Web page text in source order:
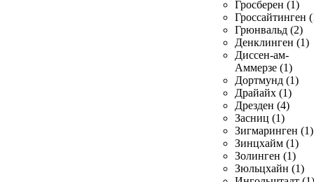
Гросберен (1)
Гроссайтинген
Грюнвальд (2)
Денклинген (1)
Диссен-ам-
Аммерзе (1)
Дортмунд (1)
Драйайх (1)
Дрезден (4)
Засниц (1)
Зигмаринген (1)
Зинцхайм (1)
Золинген (1)
Зюльцхайн (1)